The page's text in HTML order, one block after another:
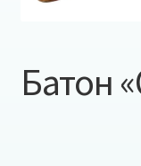
Батон